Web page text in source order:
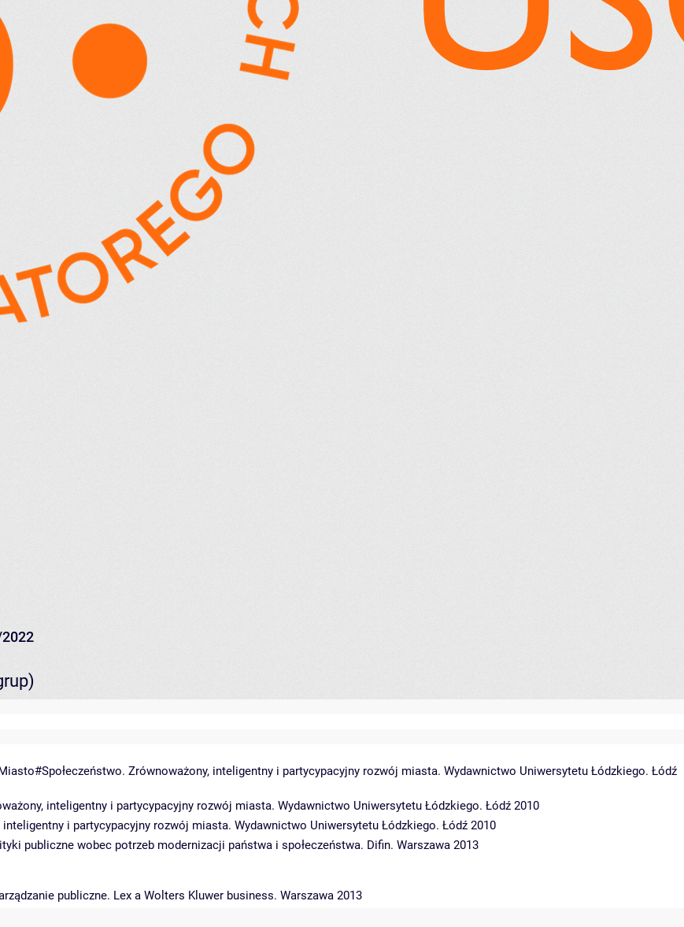
Zrównoważony, inteligentny i partycypacyjny rozwój miasta. Wydawnictwo Uniwersytetu Łódzkiego. Łódź
inteligentny i partycypacyjny rozwój miasta. Wydawnictwo Uniwersytetu Łódzkiego. Łódź 2010
i partycypacyjny rozwój miasta. Wydawnictwo Uniwersytetu Łódzkiego. Łódź 2010
publiczne wobec potrzeb modernizacji państwa i społeczeństwa. Difin. Warszawa 2013
publiczne. Lex a Wolters Kluwer business. Warszawa 2013